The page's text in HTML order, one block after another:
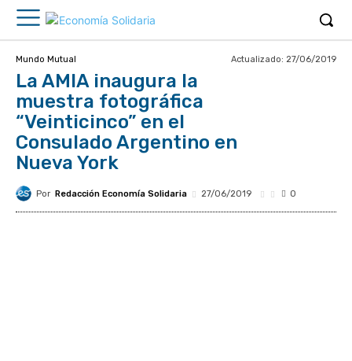
Mundo Mutual Actualizado: 27/06/2019
La AMIA inaugura la
muestra fotográfica
“Veinticinco” en el
Consulado Argentino en
Nueva York
Por Redacción Economía Solidaria 27/06/2019 0